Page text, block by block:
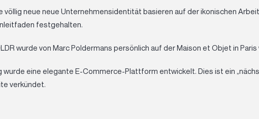
völlig neue neue Unternehmensidentität basieren auf der ikonischen
festgehalten.
wurde von Marc Poldermans persönlich auf der Maison et Objet in
wurde eine elegante E-Commerce-Plattform entwickelt. Dies ist ein
verkündet.